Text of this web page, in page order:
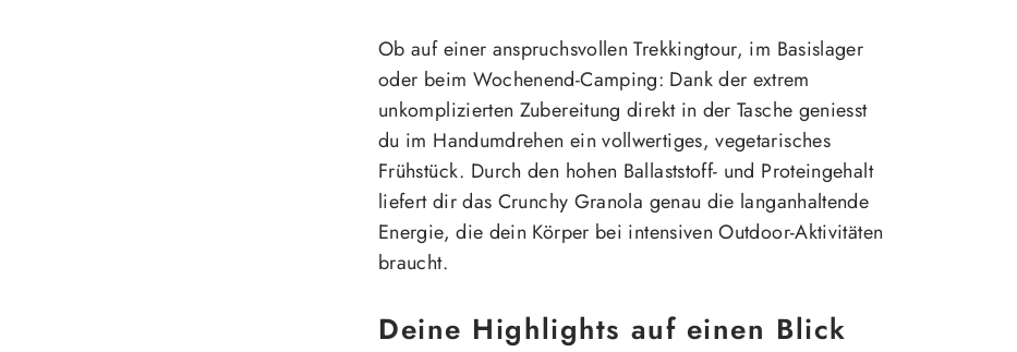
Ob auf einer anspruchsvollen Trekkingtour, im Basislager
oder beim Wochenend-Camping: Dank der extrem
unkomplizierten Zubereitung direkt in der Tasche geniesst
du im Handumdrehen ein vollwertiges, vegetarisches
Frühstück. Durch den hohen Ballaststoff- und Proteingehalt
liefert dir das Crunchy Granola genau die langanhaltende
Energie, die dein Körper bei intensiven Outdoor-Aktivitäten
braucht.
Deine Highlights auf einen Blick